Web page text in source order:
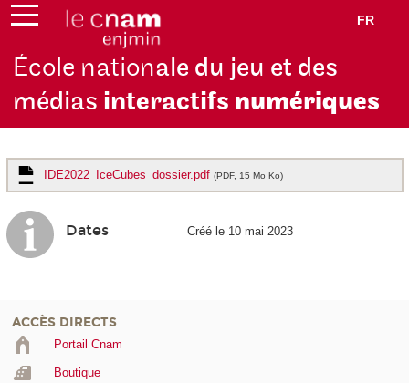
FR
École nationale du jeu et des
médias interactifs numériques
IDE2022_IceCubes_dossier.pdf (PDF, 15 Mo Ko)
Dates Créé le 10 mai 2023
ACCÈS DIRECTS
Portail Cnam
Boutique